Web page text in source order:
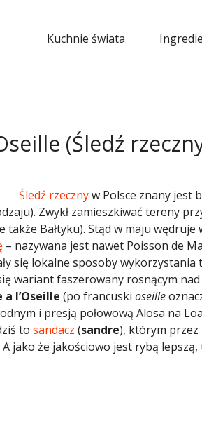
Kuchnie świata
(Śledź
Śledź rzecznyw Polsce znany jest
Zwykł zamieszkiwać tereny
także Bałtyku). Stąd w maju
– nazywana jest nawet Poisson de
się lokalne sposoby wykorzystania
wariant faszerowany rosnącym
l’Oseille (po francuski oseille
i presją połowową Alosa na
to sandacz (sandre), którym
jako że jakościowo jest rybą lepszą,